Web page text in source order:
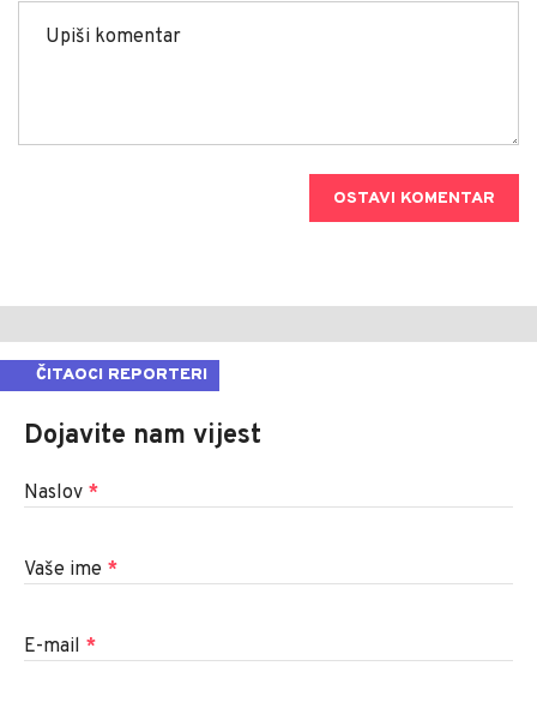
OSTAVI KOMENTAR
ČITAOCI REPORTERI
Dojavite nam vijest
Naslov *
Vaše ime *
E-mail *